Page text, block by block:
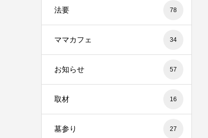
法要 78
ママカフェ 34
お知らせ 57
取材 16
墓参り 27